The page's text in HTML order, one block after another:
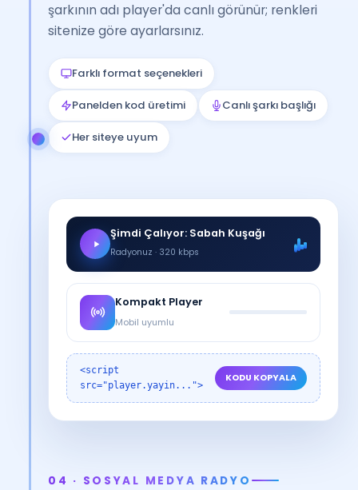
şarkının adı player'da canlı görünür; renkleri
sitenize göre ayarlarsınız.
Farklı format seçenekleri
Panelden kod üretimi Canlı şarkı başlığı
Her siteye uyum
Şimdi Çalıyor: Sabah Kuşağı
Radyonuz · 320 kbps
Kompakt Player
Mobil uyumlu
<script
src="player.yayin...">
KODU KOPYALA
04 · SOSYAL MEDYA RADYO